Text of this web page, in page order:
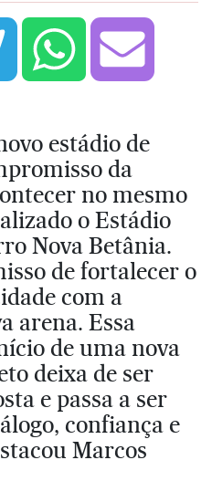
estádio de
da
no mesmo
o Estádio
Nova Betânia.
de fortalecer o
com a
arena. Essa
de uma nova
deixa de ser
e passa a ser
confiança e
Marcos